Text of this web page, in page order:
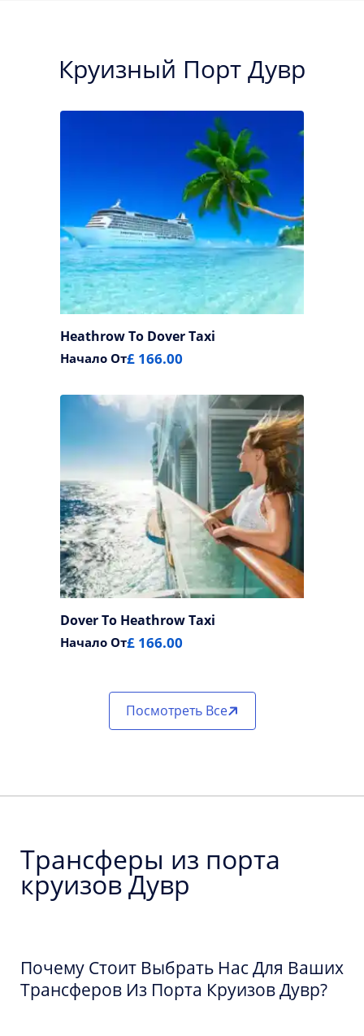
Круизный Порт Дувр
Heathrow To Dover Taxi
Начало От£ 166.00
Dover To Heathrow Taxi
Начало От£ 166.00
Посмотреть Все
Трансферы из порта
круизов Дувр
Почему Стоит Выбрать Нас Для Ваших
Трансферов Из Порта Круизов Дувр?